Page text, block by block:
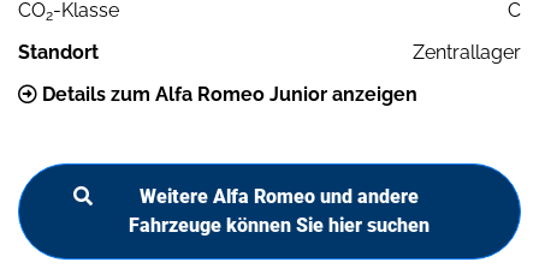
CO2-Klasse
C
Standort
Zentrallager
Details zum Alfa Romeo Junior anzeigen
Weitere Alfa Romeo und andere
Fahrzeuge können Sie hier suchen